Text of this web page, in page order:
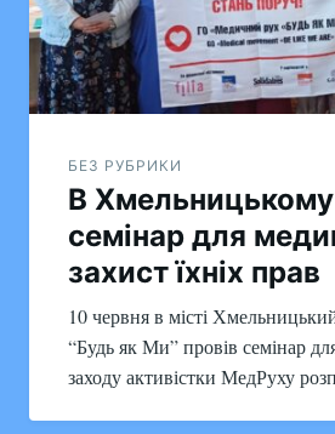
БЕЗ РУБРИКИ
В
семінар для
захист їхніх прав
10 червня в місті
“Будь як Ми” провів семінар
заходу активістки МедРуху